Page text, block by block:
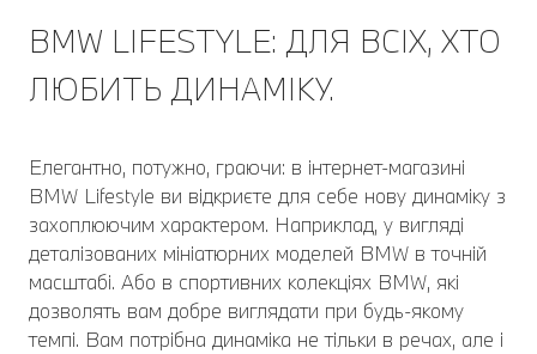
BMW LIFESTYLE: ДЛЯ ВСІХ, ХТО
ЛЮБИТЬ ДИНАМІКУ.
Елегантно, потужно, граючи: в інтернет-магазині
BMW Lifestyle ви відкриєте для себе нову динаміку з
захоплюючим характером. Наприклад, у вигляді
деталізованих мініатюрних моделей BMW в точній
масштабі. Або в спортивних колекціях BMW, які
дозволять вам добре виглядати при будь-якому
темпі. Вам потрібна динаміка не тільки в речах, але і